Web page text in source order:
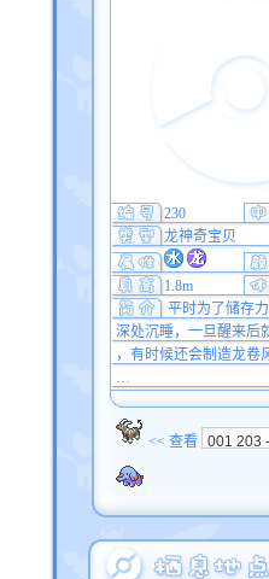
230
龙神奇宝贝
1.8m
平时为了储存
深处沉睡，一旦醒来后
，有时候还会制造龙卷
…
<< 查看